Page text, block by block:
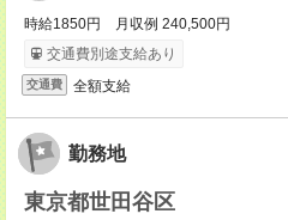
時給1850円 月収例 240,500円
交通費別途支給あり
交通費 全額支給
勤務地
東京都世田谷区